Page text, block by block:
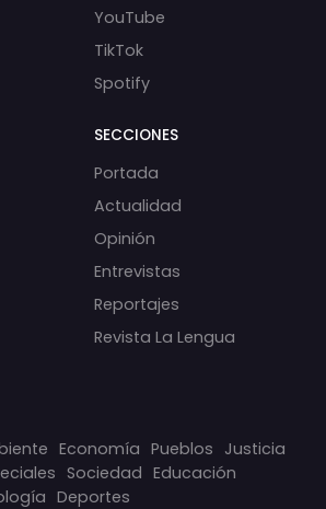
YouTube
TikTok
Spotify
SECCIONES
Portada
Actualidad
Opinión
Entrevistas
Reportajes
Revista La Lengua
Economía Pueblos Justicia
Sociedad Educación
Deportes